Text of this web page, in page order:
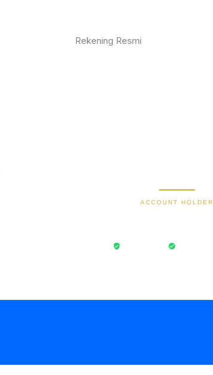
Rekening Resmi
ACCOUNT HOLDER